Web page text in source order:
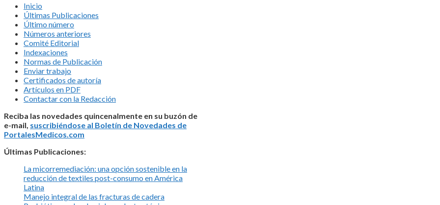
Inicio
Últimas Publicaciones
Último número
Números anteriores
Comité Editorial
Indexaciones
Normas de Publicación
Enviar trabajo
Certificados de autoría
Artículos en PDF
Contactar con la Redacción
Reciba las novedades quincenalmente en su buzón de
e-mail, suscribiéndose al Boletín de Novedades de
PortalesMedicos.com
Últimas Publicaciones:
La micorremediación: una opción sostenible en la
reducción de textiles post-consumo en América
Latina
Manejo integral de las fracturas de cadera